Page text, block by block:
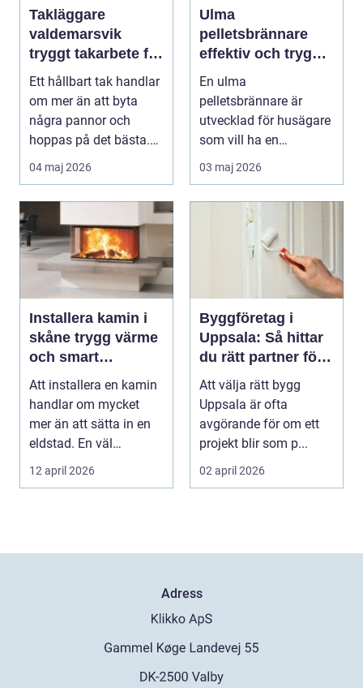
Takläggare
valdemarsvik
tryggt takarbete för
kustklimat
Ett hållbart tak handlar
om mer än att byta
några pannor och
hoppas på det bästa.
För husägare i Val...
04 maj 2026
Ulma
pelletsbrännare
effektiv och trygg
värme för svenska
hem
En ulma
pelletsbrännare är
utvecklad för husägare
som vill ha en
driftsäker och
ekonomisk
uppvärmnin...
03 maj 2026
Installera kamin i
skåne trygg värme
och smart
investering
Att installera en kamin
handlar om mycket
mer än att sätta in en
eldstad. En väl
planerad installati...
12 april 2026
Byggföretag i
Uppsala: Så hittar
du rätt partner för
ditt projekt
Att välja rätt bygg
Uppsala är ofta
avgörande för om ett
projekt blir som p...
02 april 2026
Adress